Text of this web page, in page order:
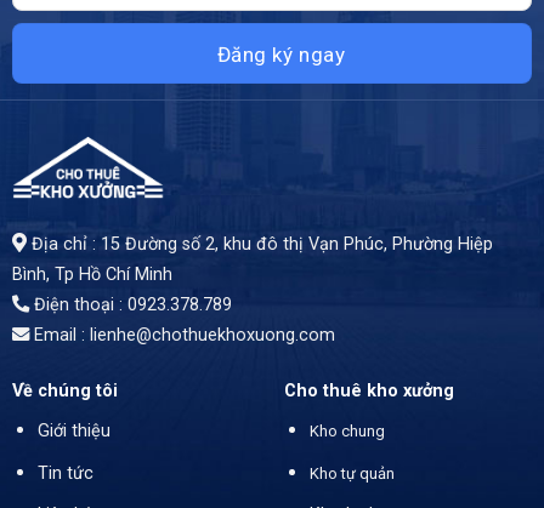
Địa chỉ : 15 Đường số 2, khu đô thị Vạn Phúc, Phường Hiệp
Bình, Tp Hồ Chí Minh
Điện thoại : 0923.378.789
Email : lienhe@chothuekhoxuong.com
Về chúng tôi
Giới thiệu
Tin tức
Cho thuê kho xưởng
Kho chung
Kho tự quản